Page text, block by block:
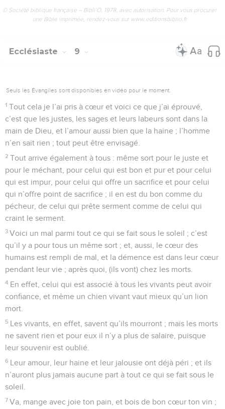
© Société biblique française – Bibli’O, 1978, avec autorisation. Pour vous procurer
une Bible imprimée, rendez-vous sur www.editionsbiblio.fr
Ecclésiaste 9
Seuls les Évangiles sont disponibles en vidéo pour le moment.
1 Tout cela je l’ai pris à cœur et voici ce que j’ai éprouvé,
c’est que les justes, les sages et leurs labeurs sont dans la
main de Dieu, et l’amour aussi bien que la haine ; l’homme
n’en sait rien ; tout peut être envisagé.
2 Tout arrive également à tous : même sort pour le juste et
pour le méchant, pour celui qui est bon et pur et pour celui
qui est impur, pour celui qui offre un sacrifice et pour celui
qui n’offre point de sacrifice ; il en est du bon comme du
pécheur, de celui qui prête serment comme de celui qui
craint le serment.
3 Voici un mal parmi tout ce qui se fait sous le soleil ; c’est
qu’il y a pour tous un même sort ; et, aussi, le cœur des
humains est rempli de mal, et la démence est dans leur cœur
pendant leur vie ; après quoi, (ils vont) chez les morts.
4 En effet, celui qui est associé à tous les vivants peut avoir
confiance, et même un chien vivant vaut mieux qu’un lion
mort.
5 Les vivants, en effet, savent qu’ils mourront ; mais les morts
ne savent rien et pour eux il n’y a plus de salaire, puisque
leur souvenir est oublié.
6 Leur amour, leur haine et leur jalousie ont déjà péri ; et ils
n’auront plus jamais aucune part à tout ce qui se fait sous le
soleil.
7 Va, mange avec joie ton pain, et bois de bon cœur ton vin ;